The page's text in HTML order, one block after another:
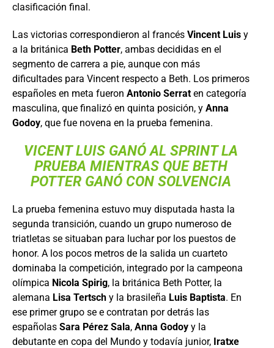
clasificación final.
Las victorias correspondieron al francés Vincent Luis y
a la británica Beth Potter, ambas decididas en el
segmento de carrera a pie, aunque con más
dificultades para Vincent respecto a Beth. Los primeros
españoles en meta fueron Antonio Serrat en categoría
masculina, que finalizó en quinta posición, y Anna
Godoy, que fue novena en la prueba femenina.
VICENT LUIS GANÓ AL SPRINT LA
PRUEBA MIENTRAS QUE BETH
POTTER GANÓ CON SOLVENCIA
La prueba femenina estuvo muy disputada hasta la
segunda transición, cuando un grupo numeroso de
triatletas se situaban para luchar por los puestos de
honor. A los pocos metros de la salida un cuarteto
dominaba la competición, integrado por la campeona
olímpica Nicola Spirig, la británica Beth Potter, la
alemana Lisa Tertsch y la brasileña Luis Baptista. En
ese primer grupo se e contratan por detrás las
españolas Sara Pérez Sala, Anna Godoy y la
debutante en copa del Mundo y todavía junior, Iratxe